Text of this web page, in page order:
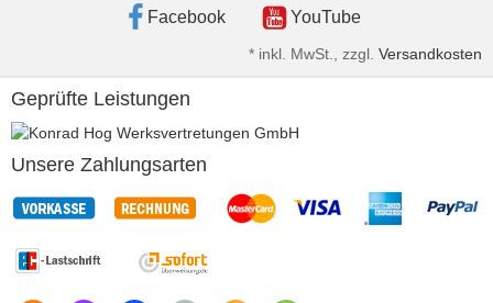
Facebook YouTube
* inkl. MwSt., zzgl. Versandkosten
Geprüfte Leistungen
Unsere Zahlungsarten